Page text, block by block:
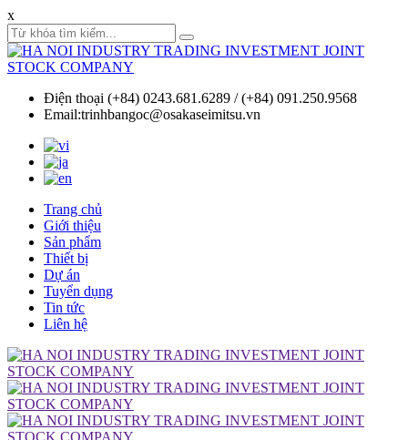
x
Điện thoại (+84) 0243.681.6289 / (+84) 091.250.9568
Email:trinhbangoc@osakaseimitsu.vn
Trang chủ
Giới thiệu
Sản phẩm
Thiết bị
Dự án
Tuyển dụng
Tin tức
Liên hệ